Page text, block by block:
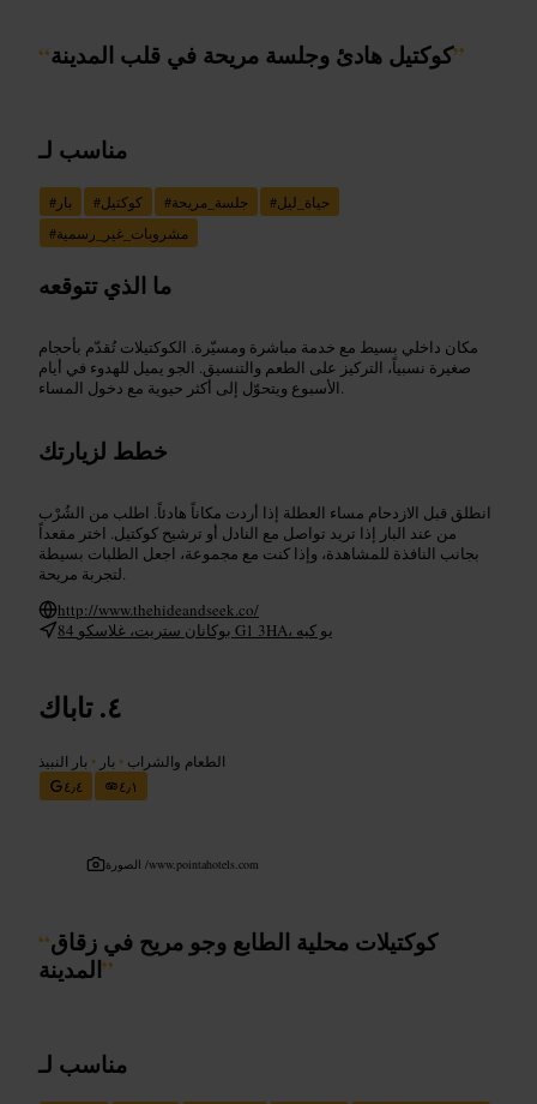
“كوكتيل هادئ وجلسة مريحة في قلب المدينة”
مناسب لـ
# بار #كوكتيل #جلسة_مريحة #حياة_ليل
#مشروبات_غير_رسمية
ما الذي تتوقعه
مكان داخلي بسيط مع خدمة مباشرة ومسيّرة. الكوكتيلات تُقدّم بأحجام
صغيرة نسبياً، التركيز على الطعم والتنسيق. الجو يميل للهدوء في أيام
الأسبوع ويتحوّل إلى أكثر حيوية مع دخول المساء.
خطط لزيارتك
انطلق قبل الازدحام مساء العطلة إذا أردت مكاناً هادئاً. اطلب من الشُرْب
من عند البار إذا تريد تواصل مع النادل أو ترشيح كوكتيل. اختر مقعداً
بجانب النافذة للمشاهدة، وإذا كنت مع مجموعة، اجعل الطلبات بسيطة
لتجربة مريحة.
http://www.thehideandseek.co/
84 بوكانان ستريت، غلاسكو G1 3HA، يو كيه
تاباك
الطعام والشراب • بار • بار النبيذ
٤٫٤
٤٫١
الصورة /www.pointahotels.com
“كوكتيلات محلية الطابع وجو مريح في زقاق
المدينة”
مناسب لـ